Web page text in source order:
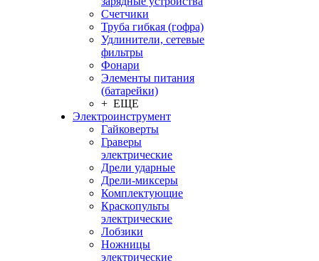
Счетчики
Труба гибкая (гофра)
Удлинители, сетевые
фильтры
Фонари
Элементы питания
(батарейки)
+ ЕЩЕ
Электроинструмент
Гайковерты
Граверы
электрические
Дрели ударные
Дрели-миксеры
Комплектующие
Краскопульты
электрические
Лобзики
Ножницы
электрические